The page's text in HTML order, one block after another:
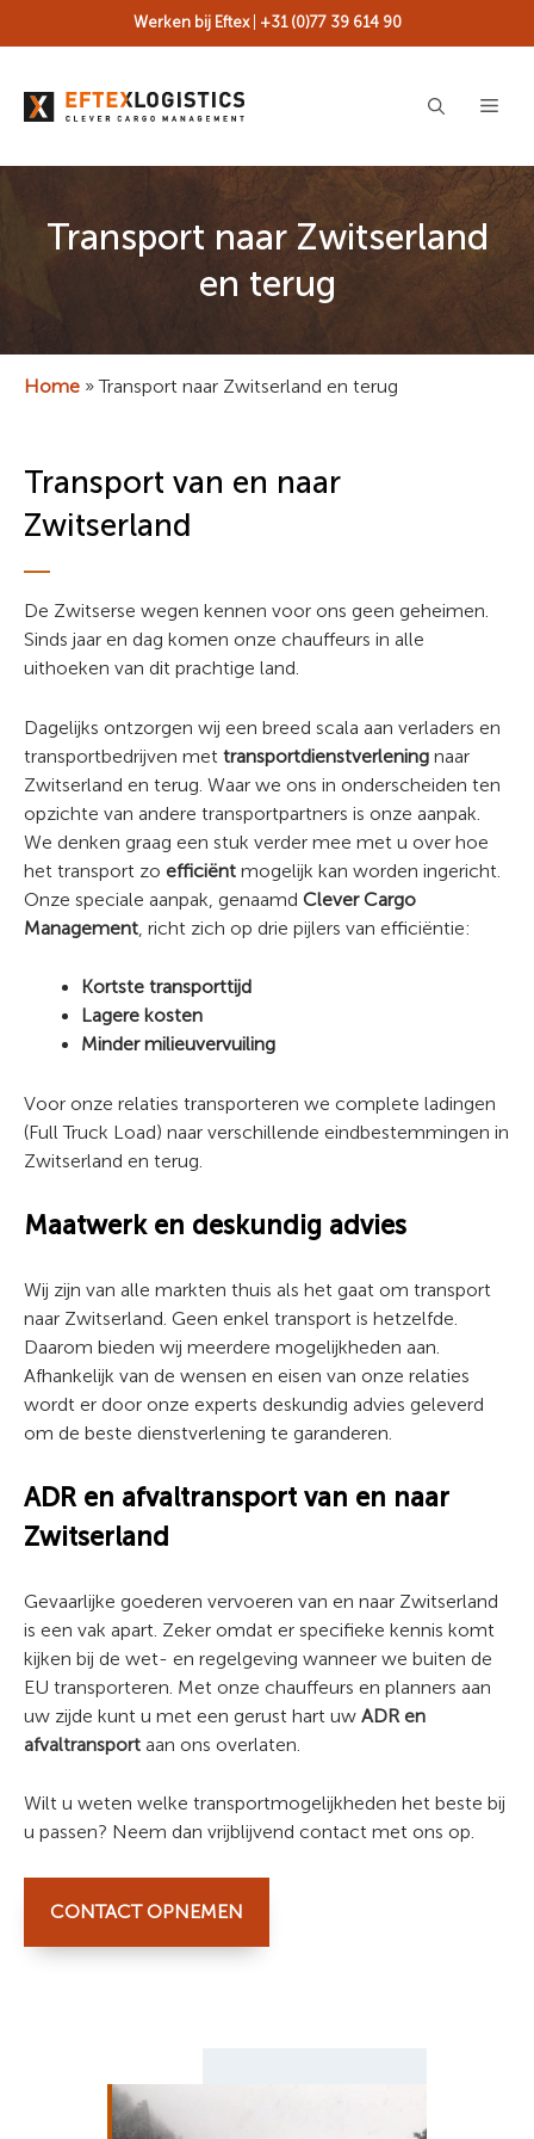
inhoud
Werken bij Eftex| +31 (0)77 39 614 90
Transport naar Zwitserland
en terug
Home »Transport naar Zwitserland en terug
Transport van en naar
Zwitserland
De Zwitserse wegen kennen voor ons geen geheimen.
Sinds jaar en dag komen onze chauffeurs in alle
uithoeken van dit prachtige land.
Dagelijks ontzorgen wij een breed scala aan verladers en
transportbedrijven met transportdienstverlening naar
Zwitserland en terug. Waar we ons in onderscheiden ten
opzichte van andere transportpartners is onze aanpak.
We denken graag een stuk verder mee met u over hoe
het transport zo efficiënt mogelijk kan worden ingericht.
Onze speciale aanpak, genaamd Clever Cargo
Management , richt zich op drie pijlers van efficiëntie:
Kortste transporttijd
Lagere kosten
Minder milieuvervuiling
Voor onze relaties transporteren we complete ladingen
(Full Truck Load) naar verschillende eindbestemmingen in
Zwitserland en terug.
Maatwerk en deskundig advies
Wij zijn van alle markten thuis als het gaat om transport
naar Zwitserland. Geen enkel transport is hetzelfde.
Daarom bieden wij meerdere mogelijkheden aan.
Afhankelijk van de wensen en eisen van onze relaties
wordt er door onze experts deskundig advies geleverd
om de beste dienstverlening te garanderen.
ADR en afvaltransport van en naar
Zwitserland
Gevaarlijke goederen vervoeren van en naar Zwitserland
is een vak apart. Zeker omdat er specifieke kennis komt
kijken bij de wet- en regelgeving wanneer we buiten de
EU transporteren. Met onze chauffeurs en planners aan
uw zijde kunt u met een gerust hart uw ADR en
afvaltransport aan ons overlaten.
Wilt u weten welke transportmogelijkheden het beste bij
u passen? Neem dan vrijblijvend contact met ons op.
CONTACT OPNEMEN